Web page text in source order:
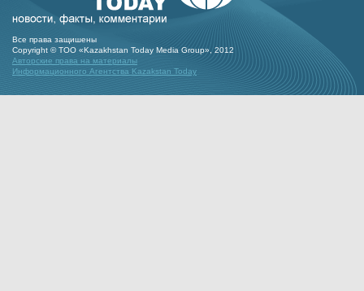
Все права защишены
Copyright © ТОО «Kazakhstan Today Media Group», 2012
Авторские права на материалы
Информационного Агентства Kazakstan Today